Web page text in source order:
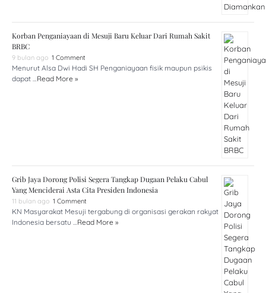
Korban Penganiayaan di Mesuji Baru Keluar Dari Rumah Sakit
BRBC
9 bulan ago 1 Comment
Menurut Alsa Dwi Hadi SH Penganiayaan fisik maupun psikis
dapat …Read More »
Grib Jaya Dorong Polisi Segera Tangkap Dugaan Pelaku Cabul
Yang Menciderai Asta Cita Presiden Indonesia
11 bulan ago 1 Comment
KN Masyarakat Mesuji tergabung di organisasi gerakan rakyat
Indonesia bersatu …Read More »